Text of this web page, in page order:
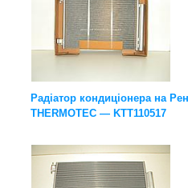
Радіатор кондиціонера на
THERMOTEC — KTT110517